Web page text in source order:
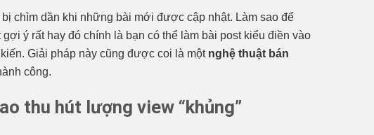
chìm dần khi những bài mới được cập nhật. Làm sao để
ý rất hay đó chính là bạn có thể làm bài post kiểu điền vào
Giải pháp này cũng được coi là một nghệ thuật bán
công.
thu hút lượng view “khủng”